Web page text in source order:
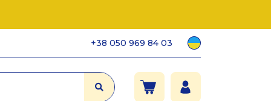
+38 050 969 84 03